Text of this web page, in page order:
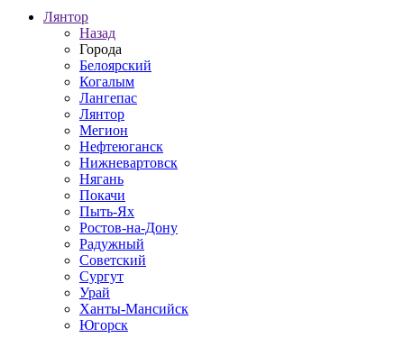
Лянтор
Назад
Города
Белоярский
Когалым
Лангепас
Лянтор
Мегион
Нефтеюганск
Нижневартовск
Нягань
Покачи
Пыть-Ях
Рoстов-на-Дону
Радужный
Советский
Сургут
Урай
Ханты-Мансийск
Югорск